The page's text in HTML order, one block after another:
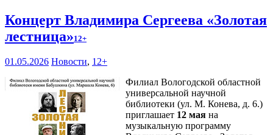
Концерт Владимира Сергеева «Золотая
лестница»12+
01.05.2026 Новости, 12+
Филиал Вологодской областной
универсальной научной
библиотеки (ул. М. Конева, д. 6.)
приглашает 12 мая на
музыкальную программу